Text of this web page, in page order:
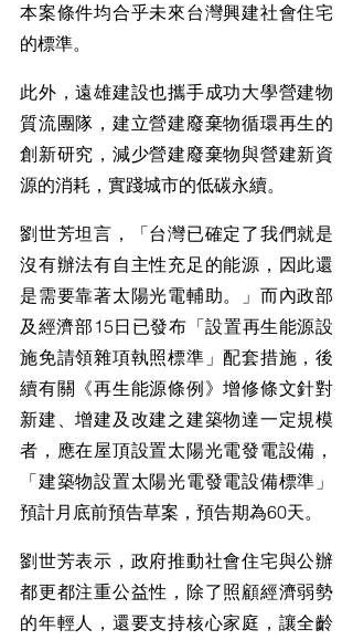
本案條件均合乎未來台灣興建社會住宅
的標準。
此外，遠雄建設也攜手成功大學營建物
質流團隊，建立營建廢棄物循環再生的
創新研究，減少營建廢棄物與營建新資
源的消耗，實踐城市的低碳永續。
劉世芳坦言，「台灣已確定了我們就是
沒有辦法有自主性充足的能源，因此還
是需要靠著太陽光電輔助。」而內政部
及經濟部15日已發布「設置再生能源設
施免請領雜項執照標準」配套措施，後
續有關《再生能源條例》增修條文針對
新建、增建及改建之建築物達一定規模
者，應在屋頂設置太陽光電發電設備，
「建築物設置太陽光電發電設備標準」
預計月底前預告草案，預告期為60天。
劉世芳表示，政府推動社會住宅與公辦
都更都注重公益性，除了照顧經濟弱勢
的年輕人，還要支持核心家庭，讓全齡